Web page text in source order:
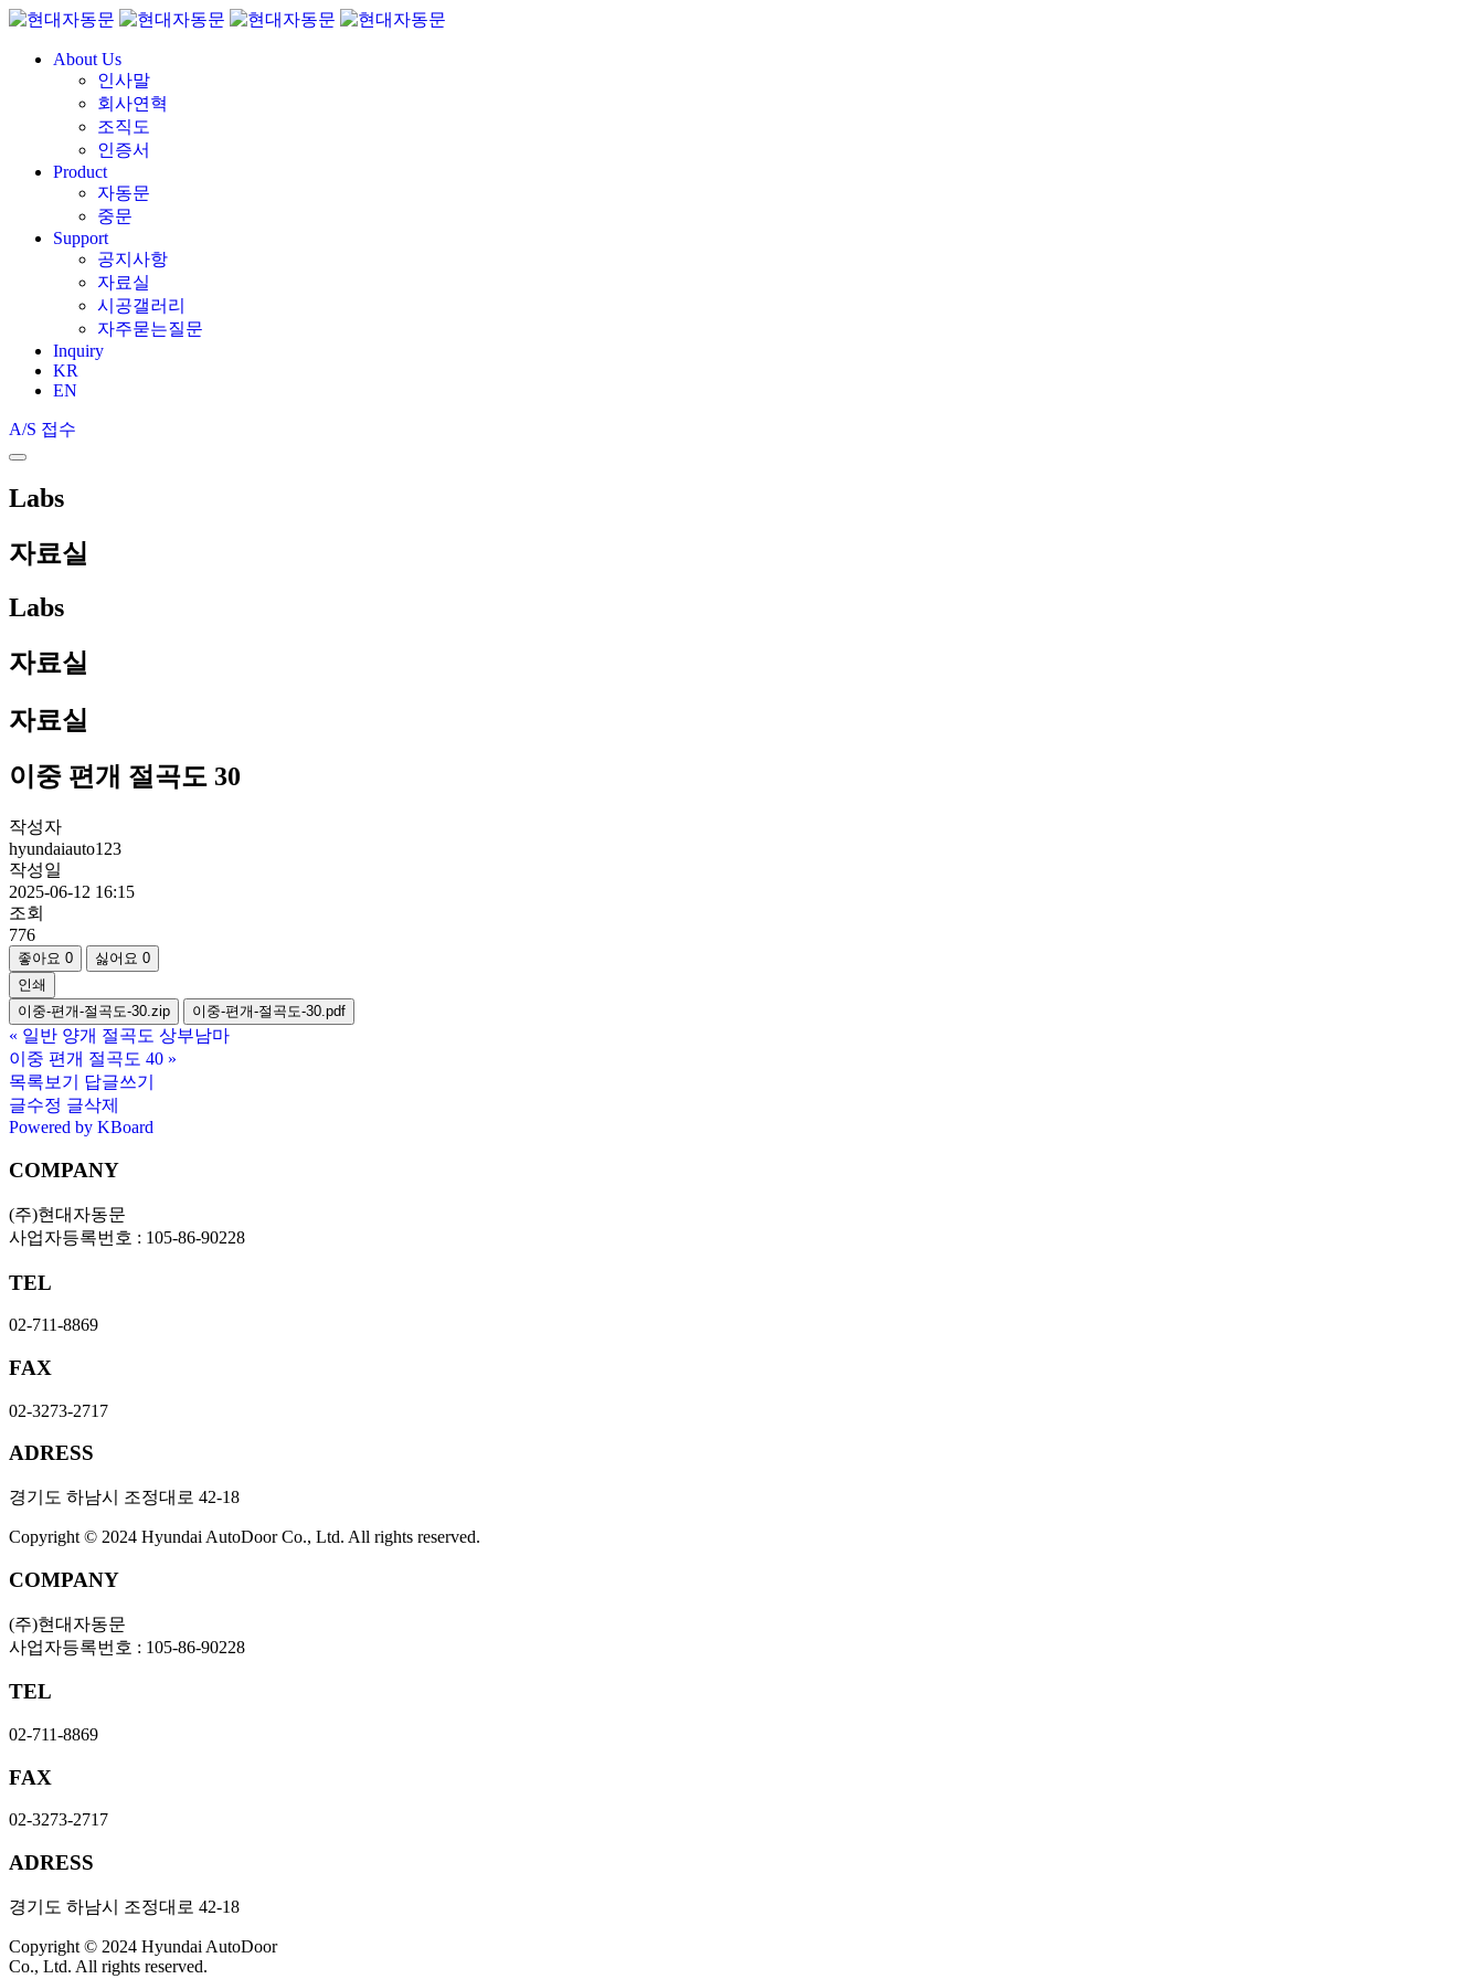
About Us
인사말
회사연혁
조직도
인증서
Product
자동문
중문
Support
공지사항
자료실
시공갤러리
자주묻는질문
Inquiry
KR
EN
A/S 접수
Labs
자료실
Labs
자료실
자료실
이중 편개 절곡도 30
작성자
hyundaiauto123
작성일
2025-06-12 16:15
조회
776
좋아요 0 싫어요 0
인쇄
이중-편개-절곡도-30.zip
이중-편개-절곡도-30.pdf
« 일반 양개 절곡도 상부남마
이중 편개 절곡도 40 »
목록보기
답글쓰기
글수정 글삭제
Powered by KBoard
COMPANY
(주)현대자동문
사업자등록번호 : 105-86-90228
TEL
02-711-8869
FAX
02-3273-2717
ADRESS
경기도 하남시 조정대로 42-18
Copyright © 2024 Hyundai AutoDoor Co., Ltd. All rights reserved.
COMPANY
(주)현대자동문
사업자등록번호 : 105-86-90228
TEL
02-711-8869
FAX
02-3273-2717
ADRESS
경기도 하남시 조정대로 42-18
Copyright © 2024 Hyundai AutoDoor
Co., Ltd. All rights reserved.